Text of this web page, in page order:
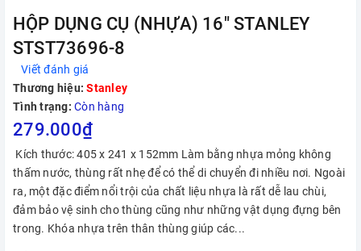
HỘP DỤNG CỤ (NHỰA) 16" STANLEY
STST73696-8
Viết đánh giá
Thương hiệu: Stanley
Tình trạng: Còn hàng
279.000₫
Kích thước: 405 x 241 x 152mm Làm bằng nhựa mỏng không
thấm nước, thùng rất nhẹ để có thể di chuyển đi nhiều nơi. Ngoài
ra, một đặc điểm nổi trội của chất liệu nhựa là rất dễ lau chùi,
đảm bảo vệ sinh cho thùng cũng như những vật dụng đựng bên
trong. Khóa nhựa trên thân thùng giúp các...